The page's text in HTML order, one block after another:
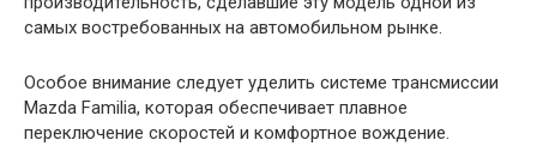
самых востребованных на автомобильном рынке.
Особое внимание следует уделить системе трансмиссии
Mazda Familia, которая обеспечивает плавное
переключение скоростей и комфортное вождение.